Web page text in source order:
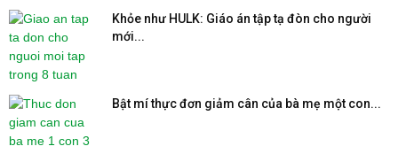
Khỏe như HULK: Giáo án tập tạ đòn cho người
mới...
Bật mí thực đơn giảm cân của bà mẹ một con...